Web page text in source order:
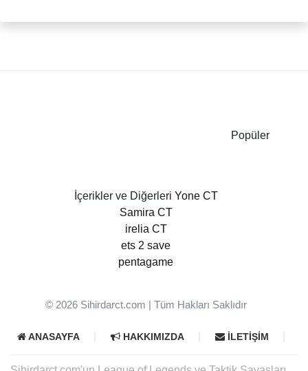
Popüler
İçerikler ve Diğerleri Yone CT
Samira CT
irelia CT
ets 2 save
pentagame
© 2026 Sihirdarct.com | Tüm Hakları Saklıdır
ANASAYFA HAKKIMIZDA İLETIŞIM